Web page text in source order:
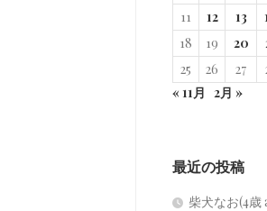
11
12 13
18
19 20
25
26 27
« 11月 2月 »
最近の投稿
柴犬なお(4歳